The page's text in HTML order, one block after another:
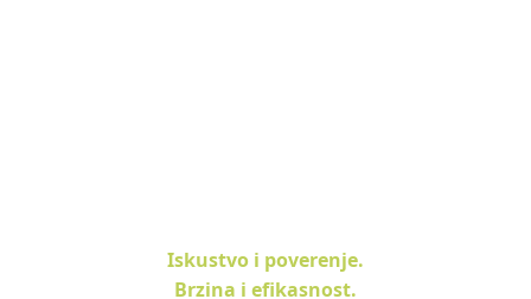
Iskustvo i poverenje.
Brzina i efikasnost.